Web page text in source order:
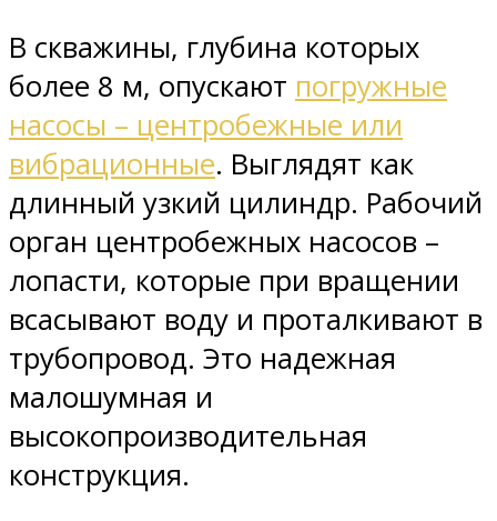
В скважины, глубина которых
более 8 м, опускают погружные
насосы – центробежные или
вибрационные. Выглядят как
длинный узкий цилиндр. Рабочий
орган центробежных насосов –
лопасти, которые при вращении
всасывают воду и проталкивают в
трубопровод. Это надежная
малошумная и
высокопроизводительная
конструкция.